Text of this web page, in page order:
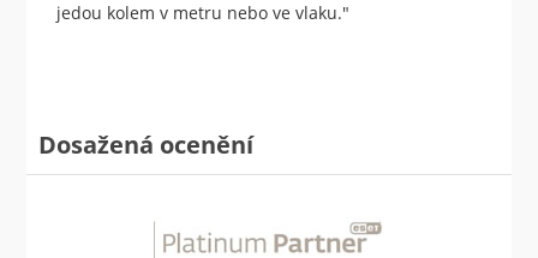
jedou kolem v metru nebo ve vlaku."
Dosažená ocenění